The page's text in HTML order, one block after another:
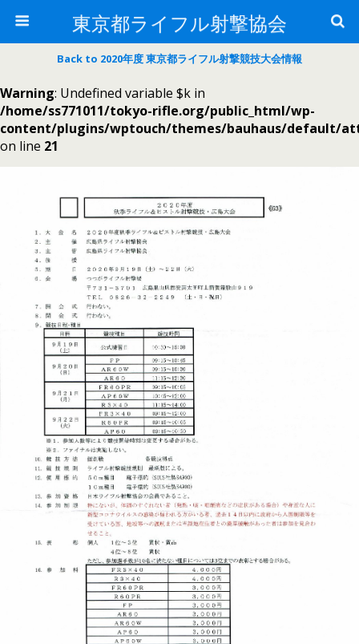
東京都ライフル射撃協会
Back to 2020年度 東京都ライフル射撃競技大会情報
Warning: Undefined variable $k in
/home/ss771011/tokyo-rifle.org/public_html/wp-
content/plugins/wptouch/themes/bauhaus/default/
on line 21